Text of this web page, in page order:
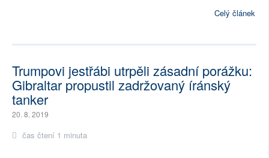
Celý článek
Trumpovi jestřábi utrpěli zásadní porážku:
Gibraltar propustil zadržovaný íránský
tanker
20. 8. 2019
čas čtení 1 minuta